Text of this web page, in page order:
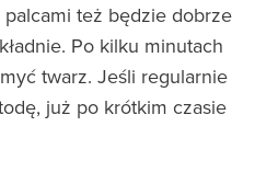
też będzie dobrze
Po kilku minutach
twarz. Jeśli regularnie
już po krótkim czasie